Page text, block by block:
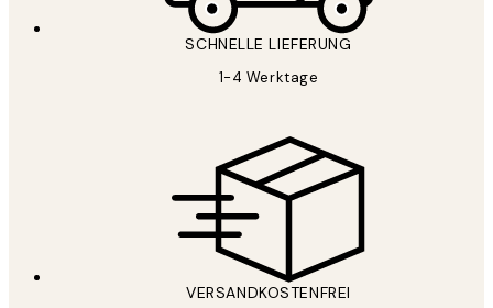
SCHNELLE LIEFERUNG
1-4 Werktage
VERSANDKOSTENFREI